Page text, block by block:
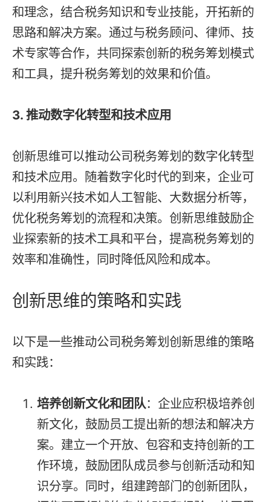
和理念，结合税务知识和专业技能，开拓新的
思路和解决方案。通过与税务顾问、律师、技
术专家等合作，共同探索创新的税务筹划模式
和工具，提升税务筹划的效果和价值。
3. 推动数字化转型和技术应用
创新思维可以推动公司税务筹划的数字化转型
和技术应用。随着数字化时代的到来，企业可
以利用新兴技术如人工智能、大数据分析等，
优化税务筹划的流程和决策。创新思维鼓励企
业探索新的技术工具和平台，提高税务筹划的
效率和准确性，同时降低风险和成本。
创新思维的策略和实践
以下是一些推动公司税务筹划创新思维的策略
和实践：
培养创新文化和团队：企业应积极培养创
新文化，鼓励员工提出新的想法和解决方
案。建立一个开放、包容和支持创新的工
作环境，鼓励团队成员参与创新活动和知
识分享。同时，组建跨部门的创新团队，